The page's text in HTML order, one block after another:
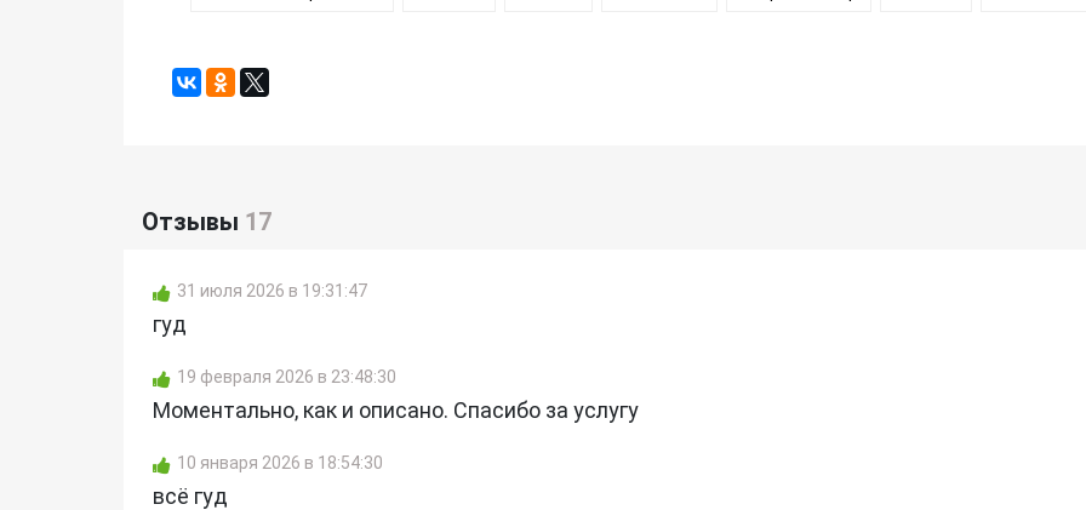
Отзывы 17
31 июля 2026 в 19:31:47
гуд
19 февраля 2026 в 23:48:30
Моментально, как и описано. Спасибо за услугу
10 января 2026 в 18:54:30
всё гуд